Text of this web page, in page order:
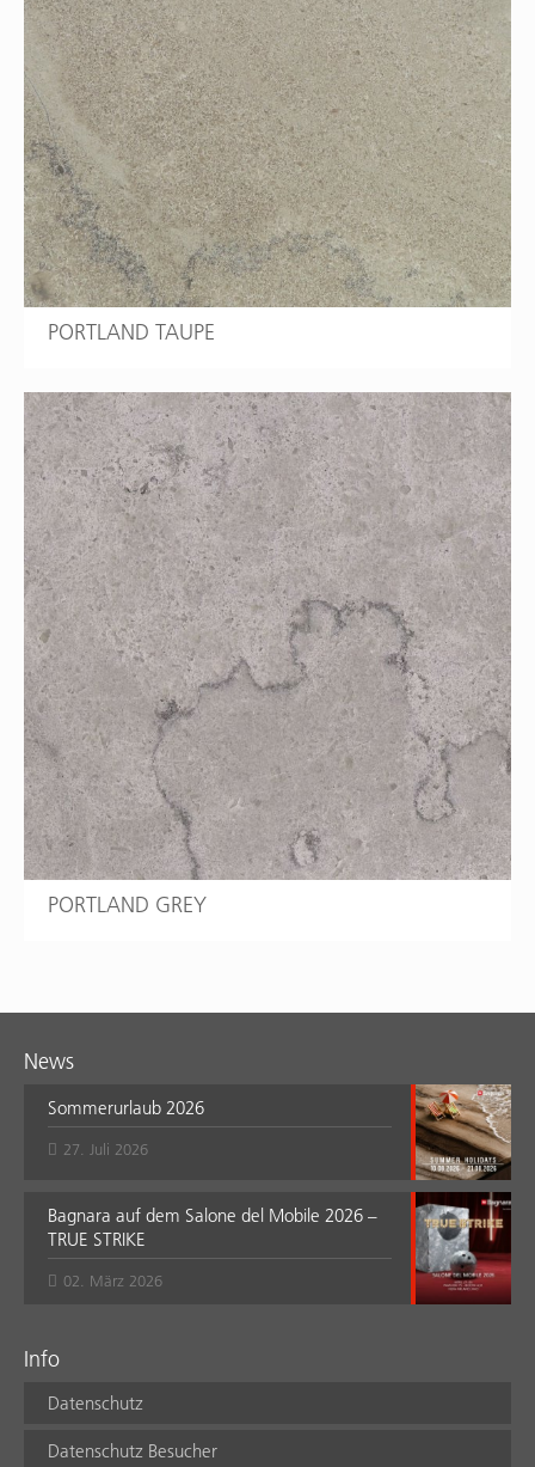
PORTLAND TAUPE
PORTLAND GREY
News
Sommerurlaub 2026
27. Juli 2026
Bagnara auf dem Salone del Mobile 2026 –
TRUE STRIKE
02. März 2026
Info
Datenschutz
Datenschutz Besucher